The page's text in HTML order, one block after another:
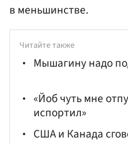
в меньшинстве.
Читайте также
Мышагину надо
«Йоб чуть мне
испортил»
США и Канада